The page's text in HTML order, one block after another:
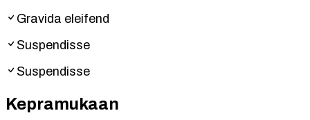
Gravida eleifend
Suspendisse
Suspendisse
Kepramukaan